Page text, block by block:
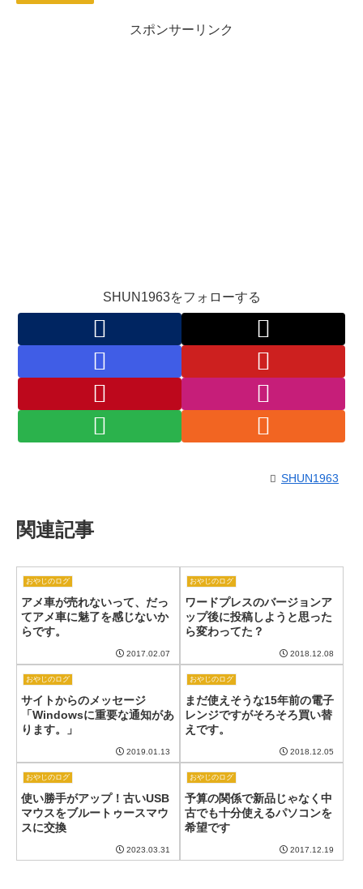
スポンサーリンク
SHUN1963をフォローする
SHUN1963
関連記事
おやじのログ
アメ車が売れないって、だっ
てアメ車に魅了を感じないか
らです。
2017.02.07
おやじのログ
ワードプレスのバージョンア
ップ後に投稿しようと思った
ら変わってた？
2018.12.08
おやじのログ
サイトからのメッセージ
「Windowsに重要な通知があ
ります。」
2019.01.13
おやじのログ
まだ使えそうな15年前の電子
レンジですがそろそろ買い替
えです。
2018.12.05
おやじのログ
使い勝手がアップ！古いUSB
マウスをブルートゥースマウ
スに交換
2023.03.31
おやじのログ
予算の関係で新品じゃなく中
古でも十分使えるパソコンを
希望です
2017.12.19